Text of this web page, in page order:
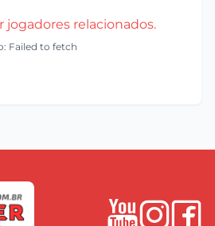
jogadores relacionados.
Failed to fetch